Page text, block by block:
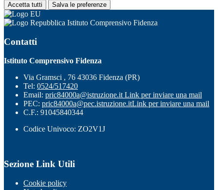
Accetta tutti Salva le preferenze
Istituto Comprensivo Fidenza
Contatti
Istituto Comprensivo Fidenza
Via Gramsci , 76 43036 Fidenza (PR)
Tel: 0524/517420
Email: pric84000a@istruzione.it Link per inviare una mail
PEC: pric84000a@pec.istruzione.itLink per inviare una mail
C.F.: 91045840344
Codice Univoco: ZO2V1J
Sezione Link Utili
Cookie policy